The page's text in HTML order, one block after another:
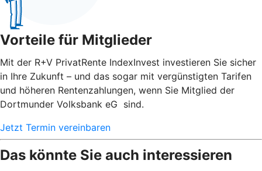
Vorteile für Mitglieder
Mit der R+V PrivatRente IndexInvest investieren Sie sicher
in Ihre Zukunft – und das sogar mit vergünstigten Tarifen
und höheren Rentenzahlungen, wenn Sie Mitglied der
Dortmunder Volksbank eG sind.
Jetzt Termin vereinbaren
Das könnte Sie auch interessieren